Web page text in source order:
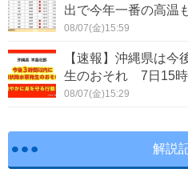
出で今年一番の高温
08/07(金)15:59
【速報】沖縄県は今
生のおそれ 7日15時
08/07(金)15:29
解説